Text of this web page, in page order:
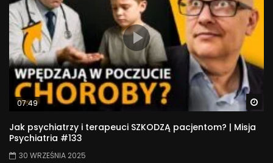
07:49
Jak psychiatrzy i terapeuci SZKODZĄ pacjentom? | Misja
Psychiatria #133
30 WRZEŚNIA 2025